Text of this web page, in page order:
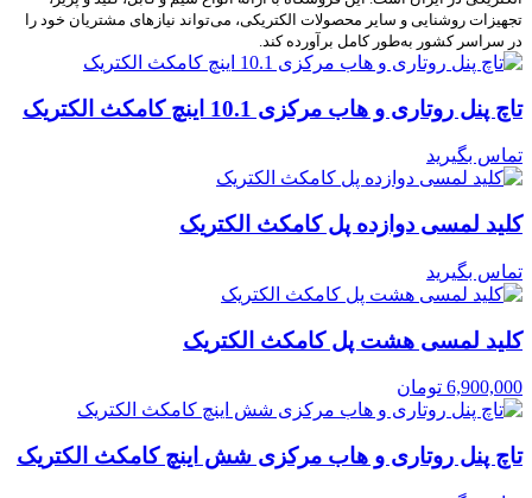
تجهیزات روشنایی و سایر محصولات الکتریکی، می‌تواند نیازهای مشتریان خود را
در سراسر کشور به‌طور کامل برآورده کند.
تاچ پنل روتاری و هاب مرکزی 10.1 اینچ کامکث الکتریک
تماس بگیرید
کلید لمسی دوازده پل کامکث الکتریک
تماس بگیرید
کلید لمسی هشت پل کامکث الکتریک
6,900,000 تومان
تاچ پنل روتاری و هاب مرکزی شش اینچ کامکث الکتریک